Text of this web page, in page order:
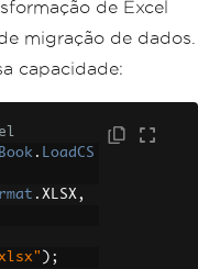
de Excel
migração de dados.
capacidade:
. LoadCS
. XLSX,
);